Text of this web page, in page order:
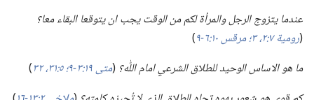
عندما يتزوج الرجل والمرأة لكم من الوقت يجب ان يتوقعا البقاء معا؟‏
‏(‏رومية ٧:‏​٢،‏ ٣؛‏ مرقس ١٠:‏​٦-‏٩
‏)‏
ما هو الاساس الوحيد للطلاق الشرعي امام اللّٰه؟‏ ‏(‏متى ١٩:‏​٣-‏٩؛‏ ٥:‏​٣١،‏ ٣٢
‏)‏